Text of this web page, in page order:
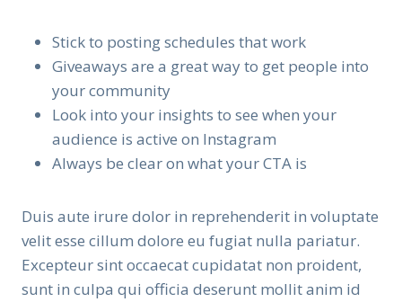
Stick to posting schedules that work
Giveaways are a great way to get people into
your community
Look into your insights to see when your
audience is active on Instagram
Always be clear on what your CTA is
Duis aute irure dolor in reprehenderit in voluptate
velit esse cillum dolore eu fugiat nulla pariatur.
Excepteur sint occaecat cupidatat non proident,
sunt in culpa qui officia deserunt mollit anim id